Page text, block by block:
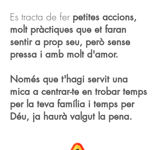
Es tracta de fer petites accions,
molt pràctiques que et faran
sentir a prop seu, però sense
pressa i amb molt d'amor.
Només que t'hagi servit una
mica a centrar-te en trobar temps
per la teva família i temps per
Déu, ja haurà valgut la pena.